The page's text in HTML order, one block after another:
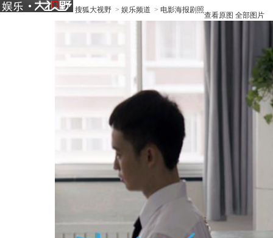
搜狐大视野 > 娱乐频道 > 电影海报剧照
查看原图 全部图片